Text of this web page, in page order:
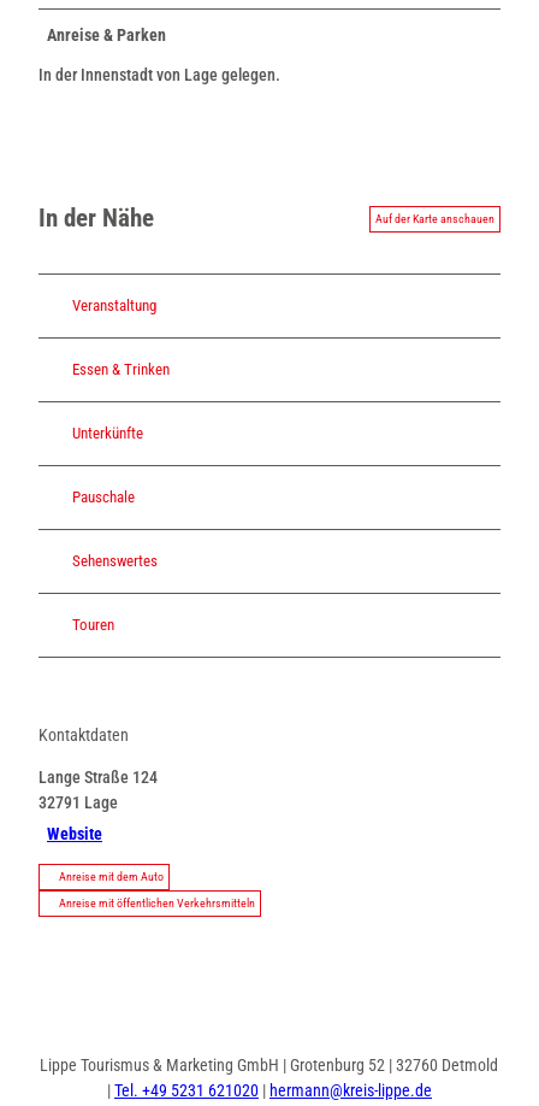
Anreise & Parken
In der Innenstadt von Lage gelegen.
In der Nähe Auf der Karte anschauen
Veranstaltung
Essen & Trinken
Unterkünfte
Pauschale
Sehenswertes
Touren
Kontaktdaten
Lange Straße 124
32791 Lage
Website
Anreise mit dem Auto
Anreise mit öffentlichen Verkehrsmitteln
Lippe Tourismus & Marketing GmbH | Grotenburg 52 | 32760 Detmold
|Tel. +49 5231 621020|hermann@kreis-lippe.de